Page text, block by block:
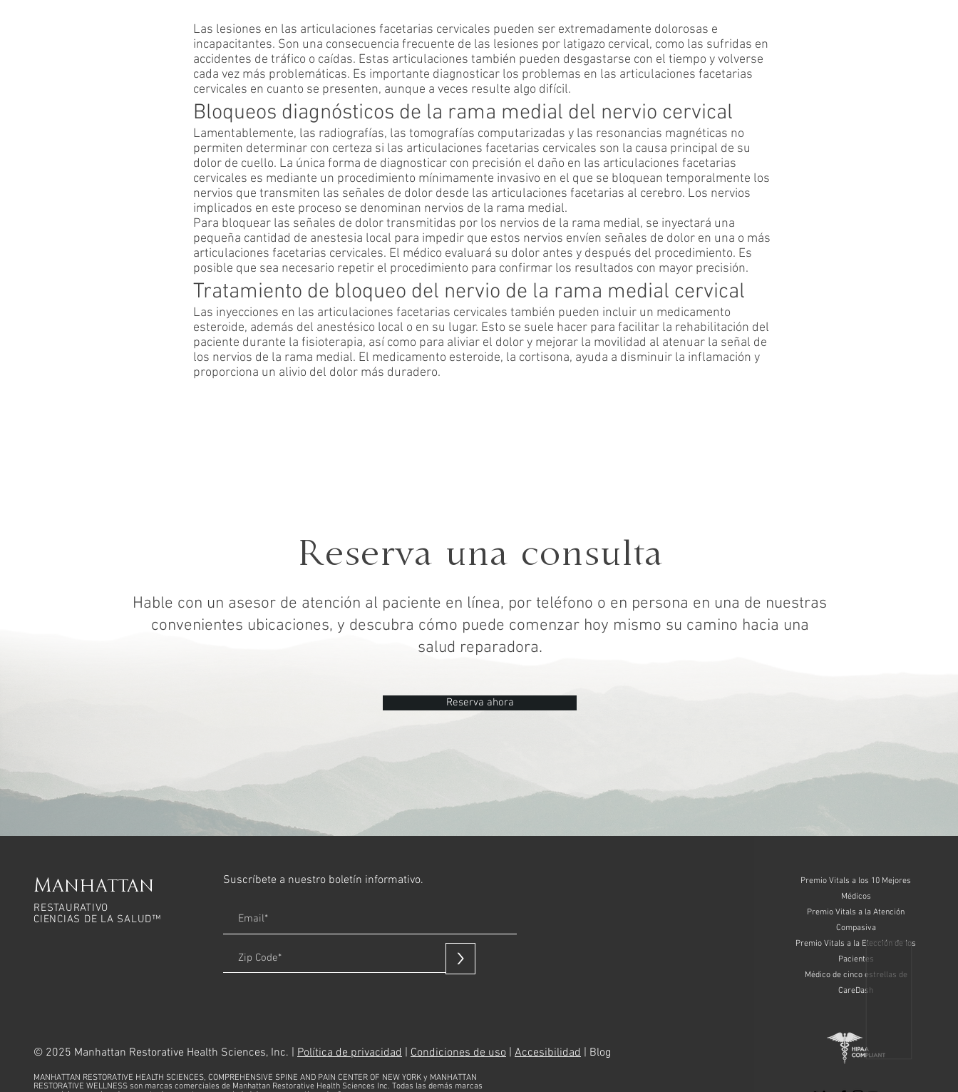
Las lesiones en las articulaciones facetarias cervicales pueden ser extremadamente dolorosas e
incapacitantes. Son una consecuencia frecuente de las lesiones por latigazo cervical, como las sufridas en
accidentes de tráfico o caídas. Estas articulaciones también pueden desgastarse con el tiempo y volverse
cada vez más problemáticas. Es importante diagnosticar los problemas en las articulaciones facetarias
cervicales en cuanto se presenten, aunque a veces resulte algo difícil.
Bloqueos diagnósticos de la rama medial del nervio cervical
Lamentablemente, las radiografías, las tomografías computarizadas y las resonancias magnéticas no
permiten determinar con certeza si las articulaciones facetarias cervicales son la causa principal de su
dolor de cuello. La única forma de diagnosticar con precisión el daño en las articulaciones facetarias
cervicales es mediante un procedimiento mínimamente invasivo en el que se bloquean temporalmente los
nervios que transmiten las señales de dolor desde las articulaciones facetarias al cerebro. Los nervios
implicados en este proceso se denominan nervios de la rama medial.
Para bloquear las señales de dolor transmitidas por los nervios de la rama medial, se inyectará una
pequeña cantidad de anestesia local para impedir que estos nervios envíen señales de dolor en una o más
articulaciones facetarias cervicales. El médico evaluará su dolor antes y después del procedimiento. Es
posible que sea necesario repetir el procedimiento para confirmar los resultados con mayor precisión.
Tratamiento de bloqueo del nervio de la rama medial cervical
Las inyecciones en las articulaciones facetarias cervicales también pueden incluir un medicamento
esteroide, además del anestésico local o en su lugar. Esto se suele hacer para facilitar la rehabilitación del
paciente durante la fisioterapia, así como para aliviar el dolor y mejorar la movilidad al atenuar la señal de
los nervios de la rama medial. El medicamento esteroide, la cortisona, ayuda a disminuir la inflamación y
proporciona un alivio del dolor más duradero.
Reserva una consulta
Hable con un asesor de atención al paciente en línea, por teléfono o en persona en una de nuestras
convenientes ubicaciones, y descubra cómo puede comenzar hoy mismo su camino hacia una
salud reparadora.
Reserva ahora
Manhattan Suscríbete a nuestro boletín informativo.
RESTAURATIVO
CIENCIAS DE LA SALUD™
>
© 2025 Manhattan Restorative Health Sciences, Inc. | Política de privacidad | Condiciones de uso | Accesibilidad | Blog
MANHATTAN RESTORATIVE HEALTH SCIENCES, COMPREHENSIVE SPINE AND PAIN CENTER OF NEW YORK y MANHATTAN
RESTORATIVE WELLNESS son marcas comerciales de Manhattan Restorative Health Sciences Inc. Todas las demás marcas
Premio Vitals a los 10 Mejores
Médicos
Premio Vitals a la Atención
Compasiva
Premio Vitals a la Elección de los
Pacientes
Médico de cinco estrellas de
CareDash